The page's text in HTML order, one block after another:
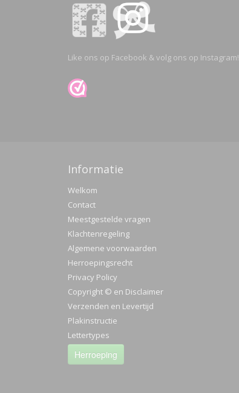
Like ons op Facebook & volg ons op Instagram!
Informatie
Welkom
Contact
Meestgestelde vragen
Klachtenregeling
Algemene voorwaarden
Herroepingsrecht
Privacy Policy
Copyright © en Disclaimer
Verzenden en Levertijd
Plakinstructie
Lettertypes
Herroeping